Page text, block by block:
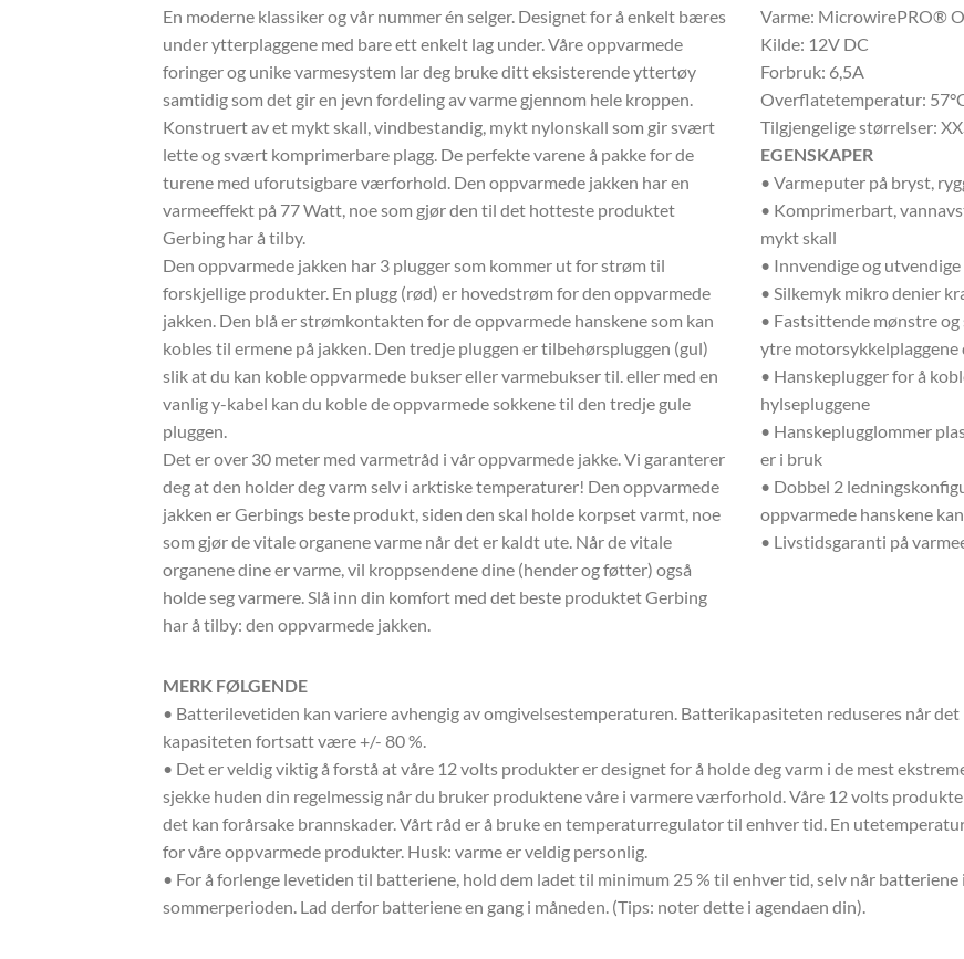
En moderne klassiker og vår nummer én selger. Designet for å enkelt bæres
under ytterplaggene med bare ett enkelt lag under. Våre oppvarmede
foringer og unike varmesystem lar deg bruke ditt eksisterende yttertøy
samtidig som det gir en jevn fordeling av varme gjennom hele kroppen.
Konstruert av et mykt skall, vindbestandig, mykt nylonskall som gir svært
lette og svært komprimerbare plagg. De perfekte varene å pakke for de
turene med uforutsigbare værforhold. Den oppvarmede jakken har en
varmeeffekt på 77 Watt, noe som gjør den til det hotteste produktet
Gerbing har å tilby.
Den oppvarmede jakken har 3 plugger som kommer ut for strøm til
forskjellige produkter. En plugg (rød) er hovedstrøm for den oppvarmede
jakken. Den blå er strømkontakten for de oppvarmede hanskene som kan
kobles til ermene på jakken. Den tredje pluggen er tilbehørspluggen (gul)
slik at du kan koble oppvarmede bukser eller varmebukser til. eller med en
vanlig y-kabel kan du koble de oppvarmede sokkene til den tredje gule
pluggen.
Det er over 30 meter med varmetråd i vår oppvarmede jakke. Vi garanterer
deg at den holder deg varm selv i arktiske temperaturer! Den oppvarmede
jakken er Gerbings beste produkt, siden den skal holde korpset varmt, noe
som gjør de vitale organene varme når det er kaldt ute. Når de vitale
organene dine er varme, vil kroppsendene dine (hender og føtter) også
holde seg varmere. Slå inn din komfort med det beste produktet Gerbing
har å tilby: den oppvarmede jakken.
Varme: MicrowirePRO®
Kilde: 12V DC
Forbruk: 6,5A
Overflatetemperatur:
Tilgjengelige størrelser:
EGENSKAPER
• Varmeputer på bryst,
• Komprimerbart,
mykt skall
• Innvendige og
• Silkemyk mikro denier
• Fastsittende mønstre
ytre motorsykkelplaggene
• Hanskeplugger for å
hylsepluggene
• Hanskeplugglommer
er i bruk
• Dobbel 2
oppvarmede hanskene
• Livstidsgaranti på
MERK FØLGENDE
• Batterilevetiden kan variere avhengig av omgivelsestemperaturen. Batterikapasiteten reduseres når
kapasiteten fortsatt være +/- 80 %.
• Det er veldig viktig å forstå at våre 12 volts produkter er designet for å holde deg varm i de mest
sjekke huden din regelmessig når du bruker produktene våre i varmere værforhold. Våre 12 volts
det kan forårsake brannskader. Vårt råd er å bruke en temperaturregulator til enhver tid. En
for våre oppvarmede produkter. Husk: varme er veldig personlig.
• For å forlenge levetiden til batteriene, hold dem ladet til minimum 25 % til enhver tid, selv når batteriene
sommerperioden. Lad derfor batteriene en gang i måneden. (Tips: noter dette i agendaen din).